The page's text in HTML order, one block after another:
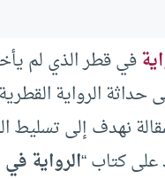
في قطر الذي لم
الرواية
نهدف إلى
على كتاب “الرواية